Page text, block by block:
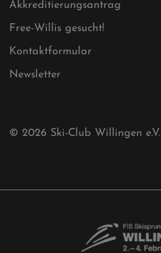
Free-Willis gesucht!
Ski-Club Willingen e.V.